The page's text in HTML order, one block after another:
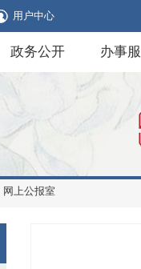
用户中心
政务公开 办事
网上公报室